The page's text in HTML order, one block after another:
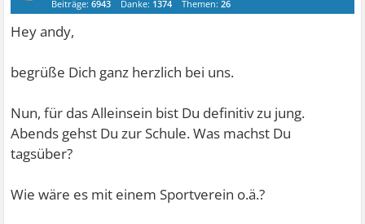
Beiträge:6943 Danke: 1374 Themen:26
Hey andy,
begrüße Dich ganz herzlich bei uns.
Nun, für das Alleinsein bist Du definitiv zu jung.
Abends gehst Du zur Schule. Was machst Du
tagsüber?
Wie wäre es mit einem Sportverein o.ä.?